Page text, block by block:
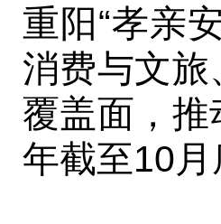
重阳“孝亲
消费与文
覆盖面，
年截至10